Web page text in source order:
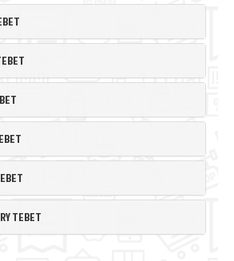
TEBET